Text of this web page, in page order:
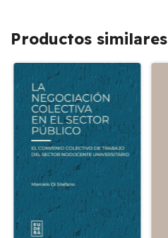
Productos similares